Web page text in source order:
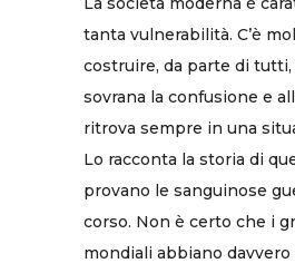
tanta vulnerabilità. C’è
costruire, da parte di tutti,
sovrana la confusione e
ritrova sempre in una
Lo racconta la storia di
provano le sanguinose
corso. Non è certo che i
mondiali abbiano